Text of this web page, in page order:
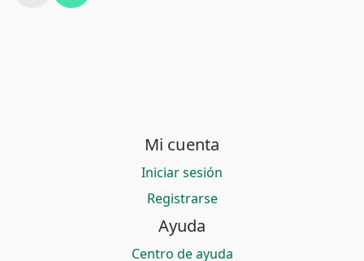
Mi cuenta
Iniciar sesión
Registrarse
Ayuda
Centro de ayuda